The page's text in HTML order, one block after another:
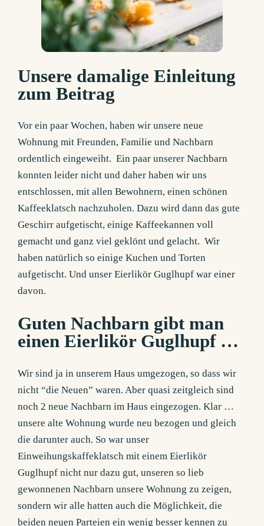
Unsere damalige Einleitung
zum Beitrag
Vor ein paar Wochen, haben wir unsere neue
Wohnung mit Freunden, Familie und Nachbarn
ordentlich eingeweiht. Ein paar unserer Nachbarn
konnten leider nicht und daher haben wir uns
entschlossen, mit allen Bewohnern, einen schönen
Kaffeeklatsch nachzuholen. Dazu wird dann das gute
Geschirr aufgetischt, einige Kaffeekannen voll
gemacht und ganz viel geklönt und gelacht. Wir
haben natürlich so einige Kuchen und Torten
aufgetischt. Und unser Eierlikör Guglhupf war einer
davon.
Guten Nachbarn gibt man
einen Eierlikör Guglhupf …
Wir sind ja in unserem Haus umgezogen, so dass wir
nicht “die Neuen” waren. Aber quasi zeitgleich sind
noch 2 neue Nachbarn im Haus eingezogen. Klar …
unsere alte Wohnung wurde neu bezogen und gleich
die darunter auch. So war unser
Einweihungskaffeklatsch mit einem Eierlikör
Guglhupf nicht nur dazu gut, unseren so lieb
gewonnenen Nachbarn unsere Wohnung zu zeigen,
sondern wir alle hatten auch die Möglichkeit, die
beiden neuen Parteien ein wenig besser kennen zu